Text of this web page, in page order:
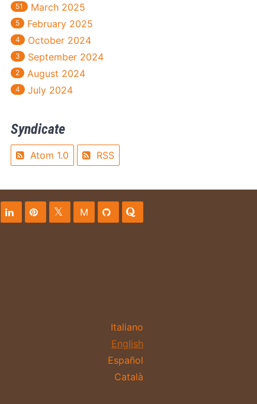
51 March 2025
5 February 2025
4 October 2024
3 September 2024
2 August 2024
4 July 2024
Syndicate
Atom 1.0 RSS
M
Italiano
English
Español
Català